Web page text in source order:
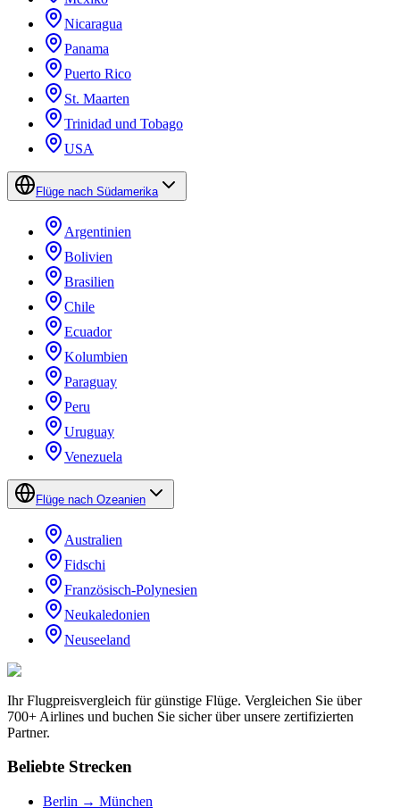
Nicaragua
Panama
Puerto Rico
St. Maarten
Trinidad und Tobago
USA
Flüge nach Südamerika
Argentinien
Bolivien
Brasilien
Chile
Ecuador
Kolumbien
Paraguay
Peru
Uruguay
Venezuela
Flüge nach Ozeanien
Australien
Fidschi
Französisch-Polynesien
Neukaledonien
Neuseeland
Ihr Flugpreisvergleich für günstige Flüge. Vergleichen Sie über
700+ Airlines und buchen Sie sicher über unsere zertifizierten
Partner.
Beliebte Strecken
Berlin → München